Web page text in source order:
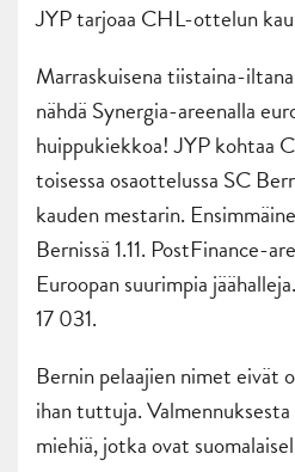
JYP tarjoaa CHL-ottelun
Marraskuisena tiistaina-
nähdä Synergia-areenalla
huippukiekkoa! JYP kohtaa
toisessa osaottelussa SC
kauden mestarin.
Bernissä 1.11. PostFinance-
Euroopan suurimpia
17 031.
Bernin pelaajien nimet eivät
ihan tuttuja.
miehiä, jotka ovat